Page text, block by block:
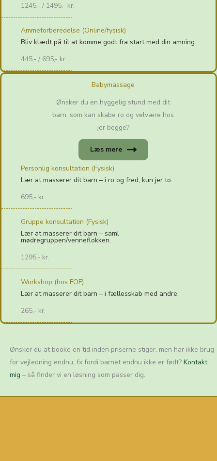
1245,- / 1495,- kr.
Ammeforberedelse (Online/fysisk)
Bliv klædt på til at komme godt fra start med din amning.
445,- / 695,- kr.
Babymassage
Ønsker du en hyggelig stund med dit
barn, som kan skabe ro og velvære hos
jer begge?
Læs mere
Personlig konsultation (Fysisk)
Lær at masserer dit barn – i ro og fred, kun jer to.
695,- kr.
Gruppe konsultation (Fysisk)
Lær at masserer dit barn – saml
mødregruppen/venneflokken.
1295,- kr.
Workshop (hos FOF)
Lær at masserer dit barn – i fællesskab med andre.
265,- kr.
Ønsker du at booke en tid inden priserne stiger, men har ikke brug
for vejledning endnu, fx fordi barnet endnu ikke er født? Kontakt
mig – så finder vi en løsning som passer dig.